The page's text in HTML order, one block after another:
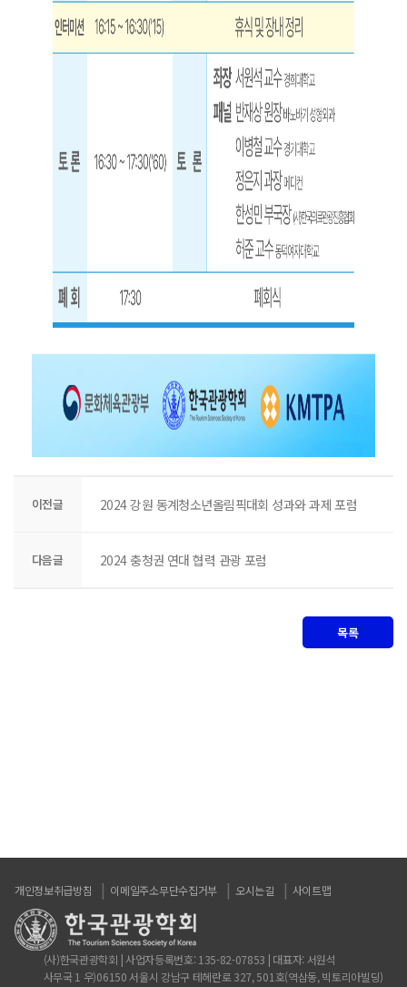
이전글 2024 강원 동계청소년올림픽대회 성과와 과제 포럼
다음글 2024 충청권 연대 협력 관광 포럼
목록
개인정보취급방침 이메일주소무단수집거부 오시는길 사이트맵
(사)한국관광학회 | 사업자등록번호: 135-82-07853 | 대표자: 서원석
사무국 1 우)06150 서울시 강남구 테헤란로 327, 501호(역삼동, 빅토리아빌딩)